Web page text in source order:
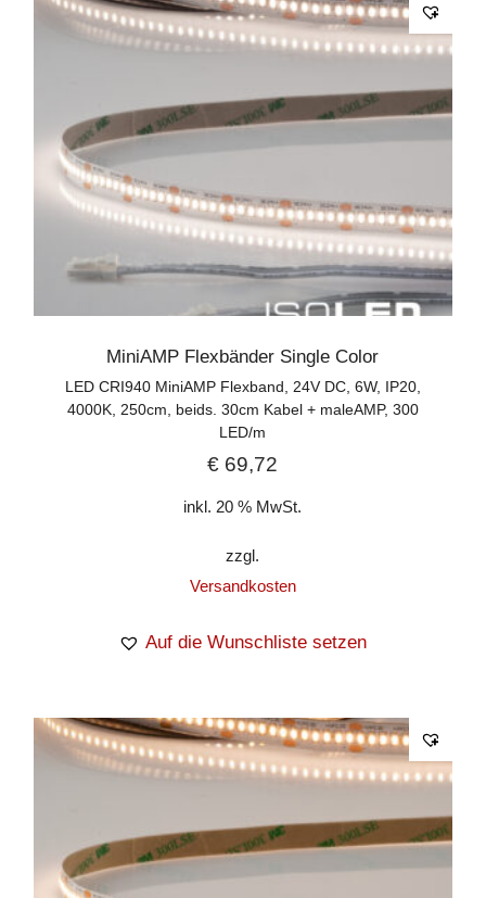
MiniAMP Flexbänder Single Color
LED CRI940 MiniAMP Flexband, 24V DC, 6W, IP20,
4000K, 250cm, beids. 30cm Kabel + maleAMP, 300
LED/m
€ 69,72
inkl. 20 % MwSt.
zzgl.
Versandkosten
Auf die Wunschliste setzen